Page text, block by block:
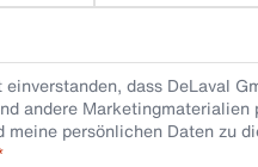
dass DeLaval
andere Marketingmaterialien
meine persönlichen Daten zu